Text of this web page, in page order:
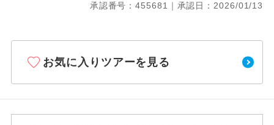
承認番号：455681｜承認日：2026/01/13
お気に入りツアーを見る